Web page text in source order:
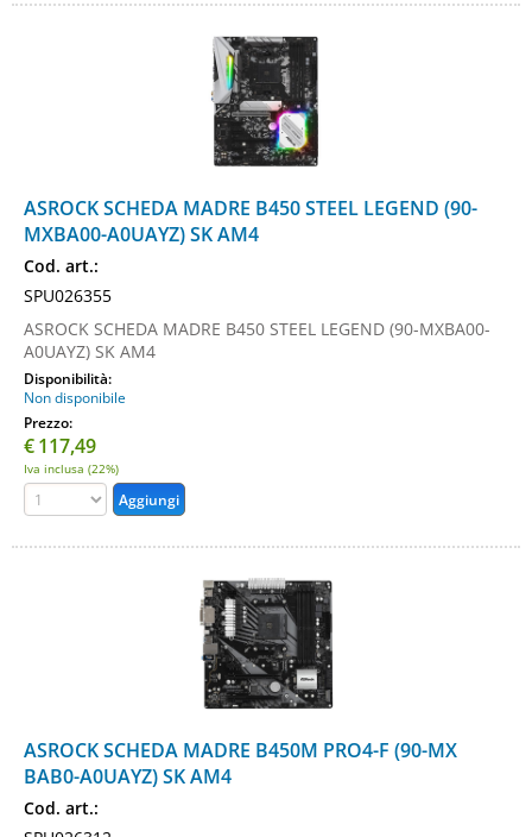
ASROCK SCHEDA MADRE B450 STEEL LEGEND (90-
MXBA00-A0UAYZ) SK AM4
Cod. art.:
SPU026355
ASROCK SCHEDA MADRE B450 STEEL LEGEND (90-MXBA00-
A0UAYZ) SK AM4
Disponibilità:
Non disponibile
Prezzo:
€117,49
Iva inclusa (22%)
ASROCK SCHEDA MADRE B450M PRO4-F (90-MX
BAB0-A0UAYZ) SK AM4
Cod. art.: